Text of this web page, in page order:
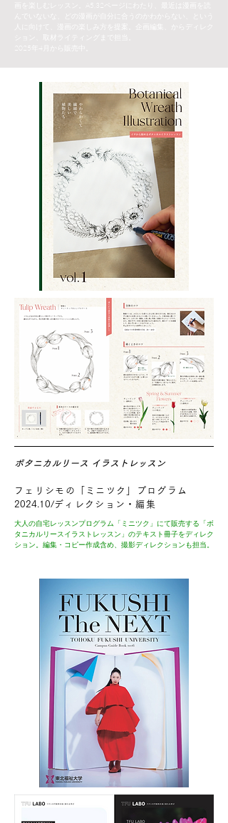
画を楽しむレッスン。A5,32ページにわたり、最近は漫画を読
人に向けて、漫画の楽しみ方を提案。企画編集、からディレク
ション、取材ライティングまで担当。
2025年4月から販売中。
ボタニカルリース イラストレッスン
フェリシモの「ミニツク」プログラム
2024.10/ディレクション・編集
大人の自宅レッスンプログラム「ミニツク」にて販売する「ボ
タニカルリースイラストレッスン」のテキスト冊子をディレク
ション。編集・コピー作成含め、撮影ディレクションも担当。